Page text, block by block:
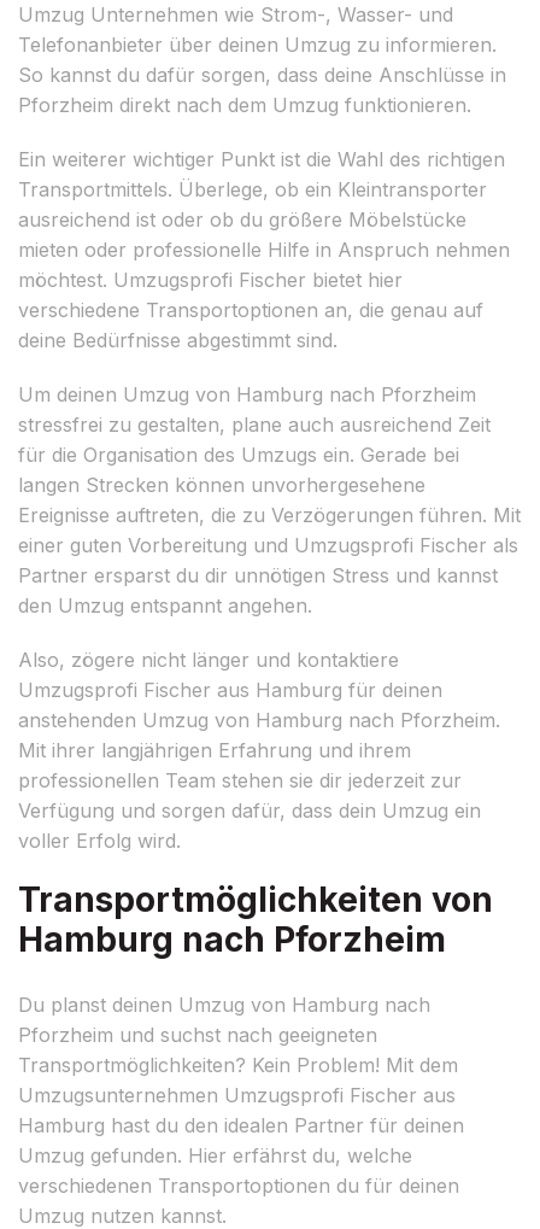
Umzug Unternehmen wie Strom-, Wasser- und
Telefonanbieter über deinen Umzug zu informieren.
So kannst du dafür sorgen, dass deine Anschlüsse in
Pforzheim direkt nach dem Umzug funktionieren.
Ein weiterer wichtiger Punkt ist die Wahl des richtigen
Transportmittels. Überlege, ob ein Kleintransporter
ausreichend ist oder ob du größere Möbelstücke
mieten oder professionelle Hilfe in Anspruch nehmen
möchtest. Umzugsprofi Fischer bietet hier
verschiedene Transportoptionen an, die genau auf
deine Bedürfnisse abgestimmt sind.
Um deinen Umzug von Hamburg nach Pforzheim
stressfrei zu gestalten, plane auch ausreichend Zeit
für die Organisation des Umzugs ein. Gerade bei
langen Strecken können unvorhergesehene
Ereignisse auftreten, die zu Verzögerungen führen. Mit
einer guten Vorbereitung und Umzugsprofi Fischer als
Partner ersparst du dir unnötigen Stress und kannst
den Umzug entspannt angehen.
Also, zögere nicht länger und kontaktiere
Umzugsprofi Fischer aus Hamburg für deinen
anstehenden Umzug von Hamburg nach Pforzheim.
Mit ihrer langjährigen Erfahrung und ihrem
professionellen Team stehen sie dir jederzeit zur
Verfügung und sorgen dafür, dass dein Umzug ein
voller Erfolg wird.
Transportmöglichkeiten von
Hamburg nach Pforzheim
Du planst deinen Umzug von Hamburg nach
Pforzheim und suchst nach geeigneten
Transportmöglichkeiten? Kein Problem! Mit dem
Umzugsunternehmen Umzugsprofi Fischer aus
Hamburg hast du den idealen Partner für deinen
Umzug gefunden. Hier erfährst du, welche
verschiedenen Transportoptionen du für deinen
Umzug nutzen kannst.